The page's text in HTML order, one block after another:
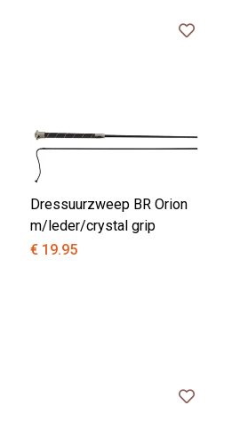
Dressuurzweep BR Orion
m/leder/crystal grip
€ 19.95